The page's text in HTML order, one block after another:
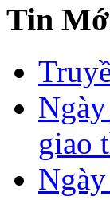
Tin
giao